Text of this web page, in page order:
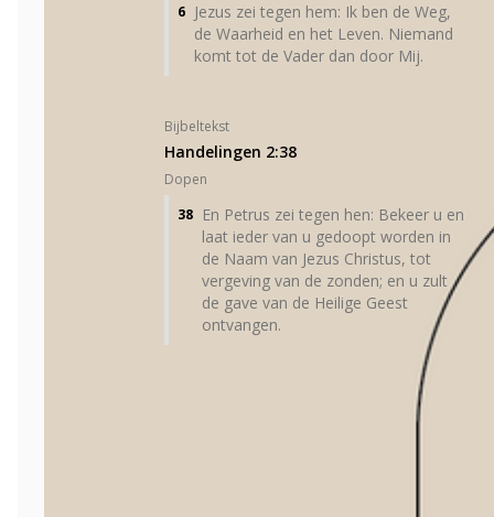
6 Jezus zei tegen hem: Ik ben de Weg,
de Waarheid en het Leven. Niemand
komt tot de Vader dan door Mij.
Bijbeltekst
Handelingen 2:38
Dopen
38 En Petrus zei tegen hen: Bekeer u en
laat ieder van u gedoopt worden in
de Naam van Jezus Christus, tot
vergeving van de zonden; en u zult
de gave van de Heilige Geest
ontvangen.
Volgende